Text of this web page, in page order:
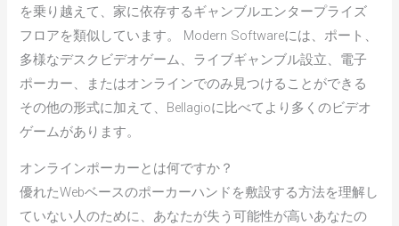
を乗り越えて、家に依存するギャンブルエンタープライズ
フロアを類似しています。 Modern Softwareには、ポート、
多様なデスクビデオゲーム、ライブギャンブル設立、電子
ポーカー、またはオンラインでのみ見つけることができる
その他の形式に加えて、Bellagioに比べてより多くのビデオ
ゲームがあります。
オンラインポーカーとは何ですか？
優れたWebベースのポーカーハンドを敷設する方法を理解し
ていない人のために、あなたが失う可能性が高いあなたの